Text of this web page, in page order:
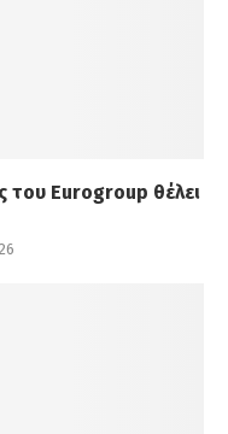
Eurogroup θέλει